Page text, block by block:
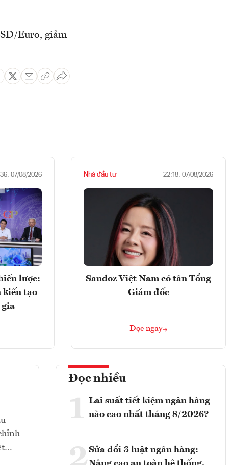
Euro, giảm
07/08/2026
lược:
kiến tạo
gia
Nhà đầu tư 22:18, 07/08/2026
Sandoz Việt Nam có tân Tổng
Giám đốc
Đọc ngay
Đọc nhiều
1 Lãi suất tiết kiệm ngân hàng
nào cao nhất tháng 8/2026?
Sửa đổi 3 luật ngân hàng: